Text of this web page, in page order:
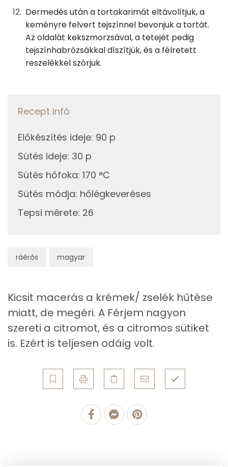
ráérős magyar
Vas
84 mg
Magnézium
12 mg
Réz
Mangán
Szénhidrát
Összesen
Cukor
Összesen 117 g
Vitaminok
Összesen
A vitamin (RAE):
182 micro
B12 Vitamin:
Dermedés után a tortakarimát eltávolítjuk, a
keményre felvert tejszínnel bevonjuk a tortát.
Az oldalát kekszmorzsával, a tetejét pedig
tejszínhabrózsákkal díszítjük, és a félretett
reszelékkel szórjuk.
Recept infó
Előkészítés ideje: 90 p
Sütés ideje: 30 p
Sütés hőfoka: 170 °C
Sütés módja: hőlégkeveréses
Tepsi mérete: 26
Kicsit macerás a krémek/ zselék hűtése
miatt, de megéri. A Férjem nagyon
szereti a citromot, és a citromos sütiket
is. Ezért is teljesen odáig volt.